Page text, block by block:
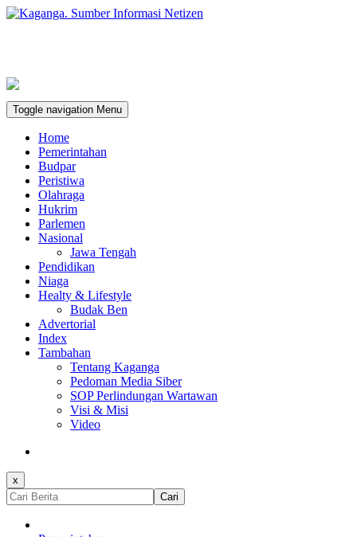
Toggle navigation Menu
Home
Pemerintahan
Budpar
Peristiwa
Olahraga
Hukrim
Parlemen
Nasional
Jawa Tengah
Pendidikan
Niaga
Healty & Lifestyle
Budak Ben
Advertorial
Index
Tambahan
Tentang Kaganga
Pedoman Media Siber
SOP Perlindungan Wartawan
Visi & Misi
Video
x
Cari